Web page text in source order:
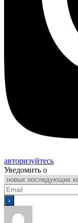
авторизуйтесь
Уведомить о